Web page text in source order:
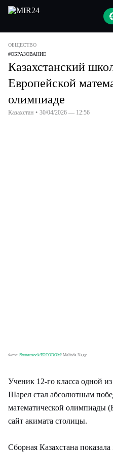
ОБЩЕСТВО
#ОБРАЗОВАНИЕ
Казахстанский
Европейской
олимпиаде
Казахстан • 30/04/2026 — 12:56
Фото: Shutterstock/FOTODOM/ Melinda Nagy
Ученик 12-го класса одной
Шарел стал абсолютным
математической олимпиады
сайт акимата столицы.
Сборная Казахстана